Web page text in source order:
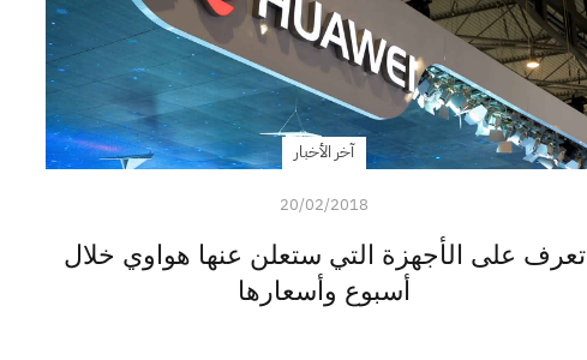
آخر الأخبار
20/02/2018
تعرف على الأجهزة التي ستعلن عنها هواوي خلال
أسبوع وأسعارها